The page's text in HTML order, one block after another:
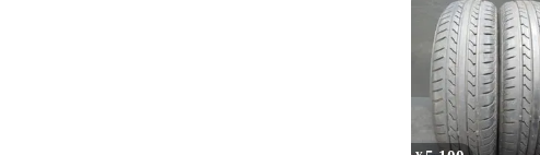
ム マックス M6 M5
M4 M1 M2 460 440
イバー FW用スリ
335tip1個